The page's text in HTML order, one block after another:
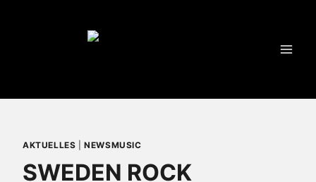
AKTUELLES |NEWSMUSIC
SWEDEN ROCK